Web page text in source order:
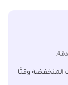
المنخفضة وقتًا